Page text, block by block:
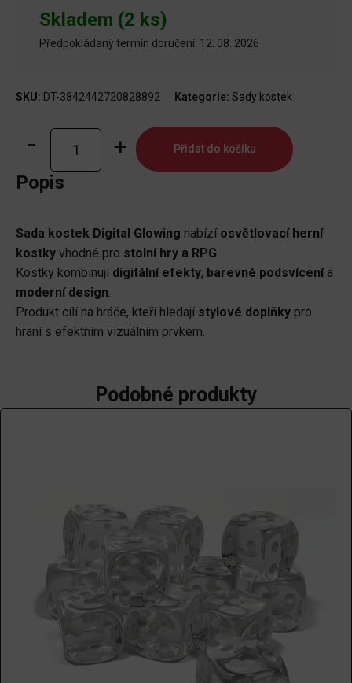
Skladem (2 ks)
Předpokládaný termín doručení: 12. 08. 2026
SKU: DT-3842442720828892 Kategorie: Sady kostek
Sada
kostek
-
množství
Přidat do košíku
Popis
Sada kostek Digital Glowing nabízí osvětlovací herní
kostky vhodné pro stolní hry a RPG.
Kostky kombinují digitální efekty, barevné podsvícenía
moderní design.
Produkt cílí na hráče, kteří hledají stylové doplňky pro
hraní s efektním vizuálním prvkem.
Podobné produkty